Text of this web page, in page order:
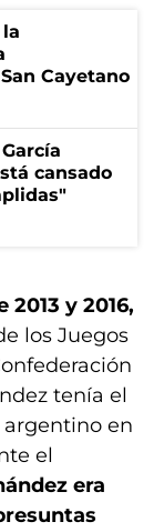
Cayetano
cansado
y 2016,
los Juegos
tenía el
en
el
era